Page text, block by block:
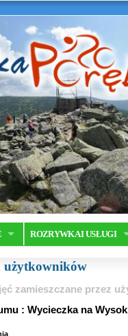
ROZRYWKA I USŁUGI
użytkowników
zamieszczane przez
albumu : Wycieczka na